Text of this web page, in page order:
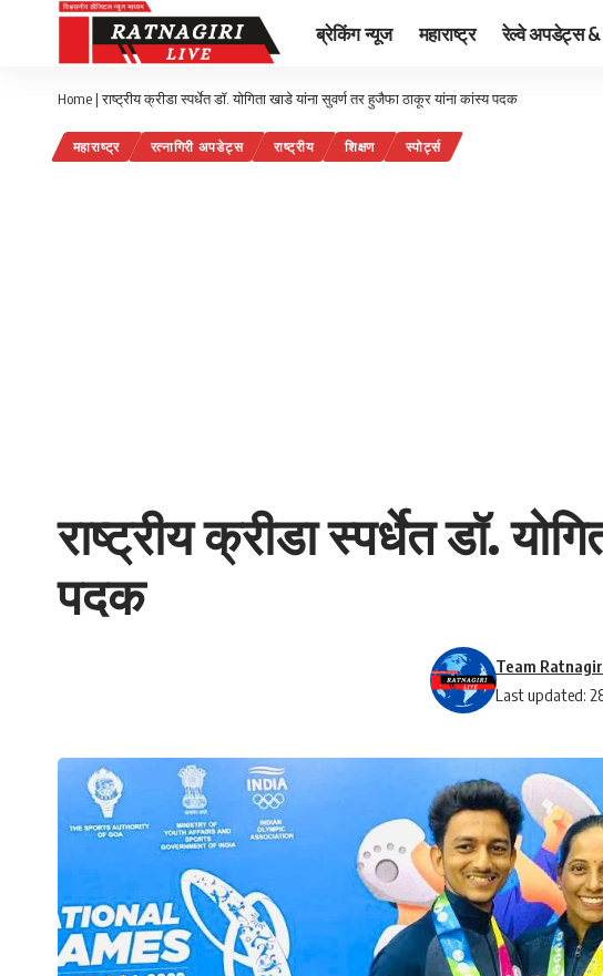
ब्रेकिंग न्यूज महाराष्ट्र रेल्वे अपडेट्स &
Home |राष्ट्रीय क्रीडा स्पर्धेत डॉ. योगिता खाडे यांना सुवर्ण तर हुजैफा ठाकूर यांना कांस्य पदक
महाराष्ट्र रत्नागिरी अपडेट्स राष्ट्रीय शिक्षण स्पोर्ट्स
राष्ट्रीय क्रीडा स्पर्धेत डॉ.
पदक
Last updated:
Team